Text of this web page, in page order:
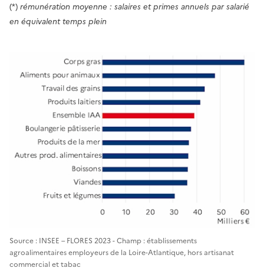
(*) rémunération moyenne : salaires et primes annuels par salarié
en équivalent temps plein
Source : INSEE – FLORES 2023 - Champ : établissements
agroalimentaires employeurs de la Loire-Atlantique, hors artisanat
commercial et tabac